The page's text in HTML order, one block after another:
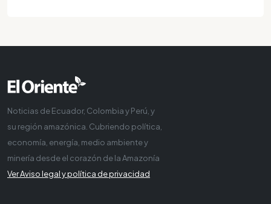
Noticias de Ecuador, Colombia y Perú, y
su región amazónica. Cubriendo política,
economía, energía, medio ambiente y
minería desde el corazón de la Amazonía
Ver Aviso legal y política de privacidad